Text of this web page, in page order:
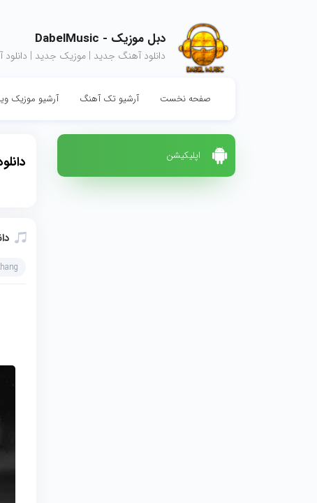
دبل موزیک - DabelMusic
دانلود آهنگ جدید | موزیک جدید |
صفحه نخست آرشیو تک آهنگ آرشیو موزیک
اپلیکیشن